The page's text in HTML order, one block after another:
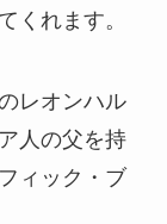
くれます。
レオンハル
人の父を持
ィック・ブ